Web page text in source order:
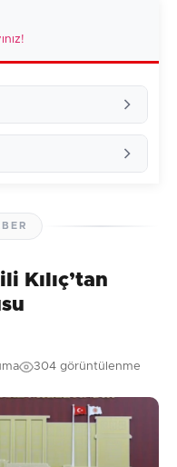
yorumu siz yapın!
Kılıç’tan
304 görüntülenme